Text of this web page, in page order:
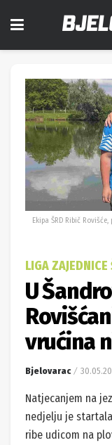
Ekipa ŠRD Ribič
LIGA
U
vrućina
Bjelovarac
Natjecanjem na
nedjelju je
ribe udicom na